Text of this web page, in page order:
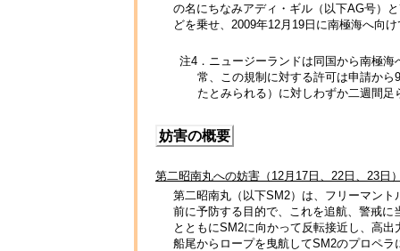
の名にちなみアディ・ギル（以下AG号）
どを乗せ、2009年12月19日に南極海へ向
注4．ニュージーランドは同国から南極
常、この規制に対する許可は申請か
たとみられる）に対しわずか二週間
妨害の概要
第二昭南丸への妨害（12月17日、22日、23日
第二昭南丸（以下SM2）は、フリーマン
前に予防する目的で、これを追航、警戒
とともにSM2に向かって反転接近し、高
船尾からロープを曳航してSM2のプロペ